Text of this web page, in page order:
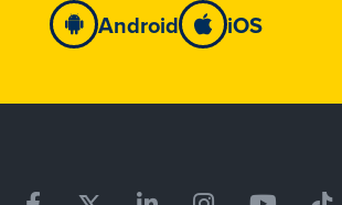
Android iOS